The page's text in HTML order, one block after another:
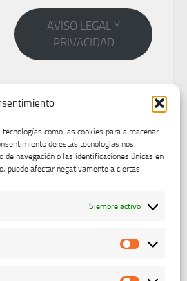
como las cookies para almacenar
de estas tecnologías nos
navegación o las identificaciones únicas en
puede afectar negativamente a ciertas
Siempre activo
AVISO LEGAL Y
PRIVACIDAD